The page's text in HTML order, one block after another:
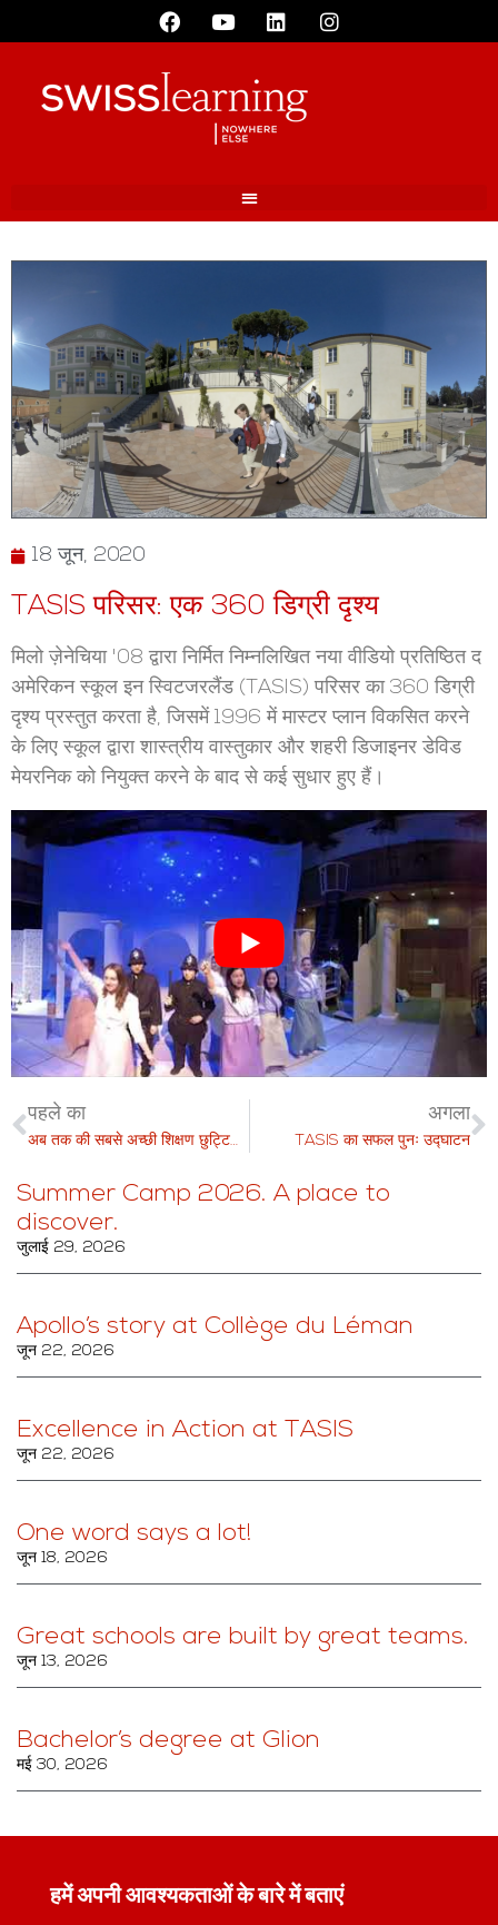
18 जून, 2020
TASIS परिसर: एक 360 डिग्री दृश्य
मिलो ज़ेनेचिया '08 द्वारा निर्मित निम्नलिखित नया वीडियो प्रतिष्ठित द
अमेरिकन स्कूल इन स्विटजरलैंड (TASIS) परिसर का 360 डिग्री
दृश्य प्रस्तुत करता है, जिसमें 1996 में मास्टर प्लान विकसित करने
के लिए स्कूल द्वारा शास्त्रीय वास्तुकार और शहरी डिजाइनर डेविड
मेयरनिक को नियुक्त करने के बाद से कई सुधार हुए हैं।
पहले का
अब तक की सबसे अच्छी शिक्षण छुट्टियों के लिए मोंटाना समर स्कूल में शामिल हों
अगला
TASIS का सफल पुनः उद्घाटन
Summer Camp 2026. A place to
discover.
जुलाई 29, 2026
Apollo’s story at Collège du Léman
जून 22, 2026
Excellence in Action at TASIS
जून 22, 2026
One word says a lot!
जून 18, 2026
Great schools are built by great teams.
जून 13, 2026
Bachelor’s degree at Glion
मई 30, 2026
हमें अपनी आवश्यकताओं के बारे में बताएं